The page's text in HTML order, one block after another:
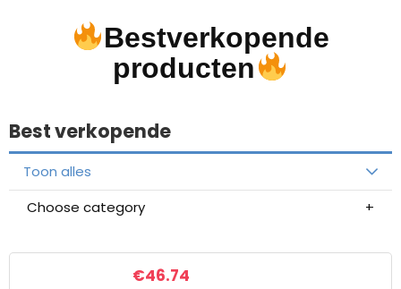
Bestverkopende
producten
Best verkopende
Toon alles
Choose category
€46.74